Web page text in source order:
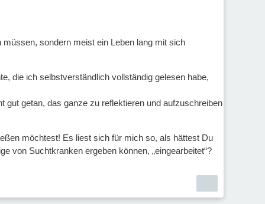
sondern meist ein Leben lang mit sich
die ich selbstverständlich vollständig gelesen habe,
gut getan, das ganze zu reflektieren und aufzuschreiben
möchtest! Es liest sich für mich so, als hättest Du
von Suchtkranken ergeben können, „eingearbeitet“?